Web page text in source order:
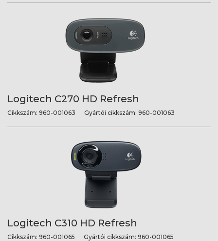
Logitech C270 HD Refresh
Cikkszám: 960-001063 Gyártói cikkszám: 960-001063
Logitech C310 HD Refresh
Cikkszám: 960-001065 Gyártói cikkszám: 960-001065